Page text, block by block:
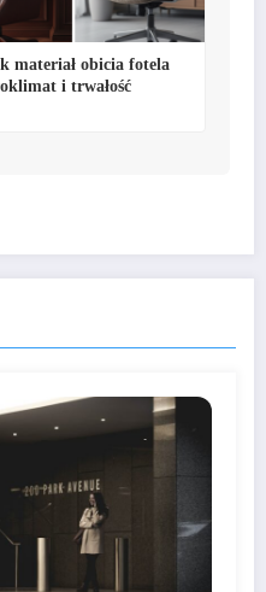
materiał obicia fotela
i trwałość